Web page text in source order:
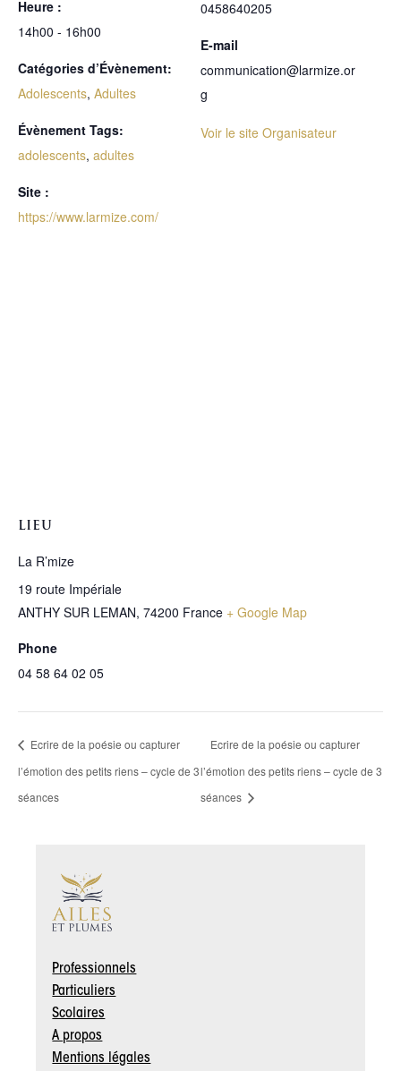
Heure :
14h00 - 16h00
Catégories d’Évènement:
Adolescents, Adultes
Évènement Tags:
adolescents, adultes
Site :
https://www.larmize.com/
0458640205
E-mail
communication@larmize.or
g
Voir le site Organisateur
LIEU
La R’mize
19 route Impériale
ANTHY SUR LEMAN, 74200 France + Google Map
Phone
04 58 64 02 05
Ecrire de la poésie ou capturer
l’émotion des petits riens – cycle de 3
séances
Ecrire de la poésie ou capturer
l’émotion des petits riens – cycle de 3
séances
Professionnels
Particuliers
Scolaires
A propos
Mentions légales